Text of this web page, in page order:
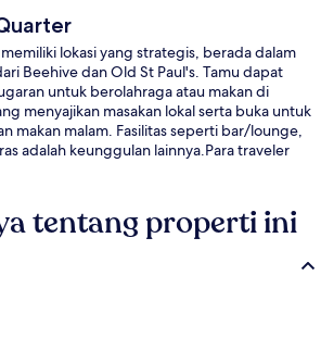
lokasi yang strategis, berada dalam
Beehive dan Old St Paul's. Tamu dapat
untuk berolahraga atau makan di
menyajikan masakan lokal serta buka untuk
makan malam. Fasilitas seperti bar/lounge,
adalah keunggulan lainnya.Para traveler
tentang properti ini